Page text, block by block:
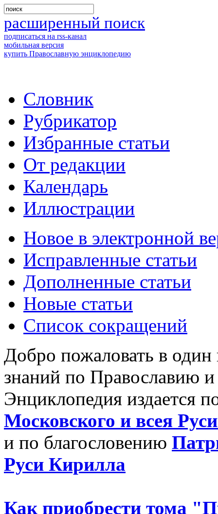
расширенный поиск
подписаться на rss-канал
мобильная версия
купить Православную энциклопедию
Словник
Рубрикатор
Избранные статьи
От редакции
Календарь
Иллюстрации
Новое в электронной
Исправленные статьи
Дополненные статьи
Новые статьи
Список сокращений
Добро пожаловать в
знаний по Православию
Энциклопедия издается
Московского и всея
и по благословению
Руси Кирилла
Как приобрести тома